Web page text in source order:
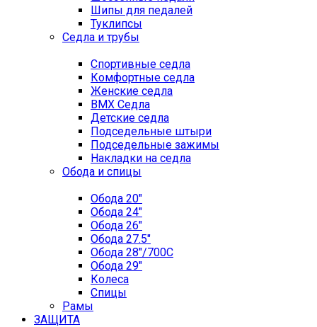
Шипы для педалей
Туклипсы
Седла и трубы
Спортивные седла
Комфортные седла
Женские седла
BMX Седла
Детские седла
Подседельные штыри
Подседельные зажимы
Накладки на седла
Обода и спицы
Обода 20"
Обода 24"
Обода 26"
Обода 27.5"
Обода 28"/700C
Обода 29"
Колеса
Спицы
Рамы
ЗАЩИТА